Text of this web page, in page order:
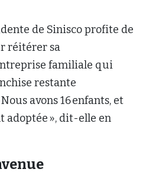
de Sinisco profite de
réitérer sa
familiale qui
restante
avons 16 enfants, et
adoptée », dit-elle en